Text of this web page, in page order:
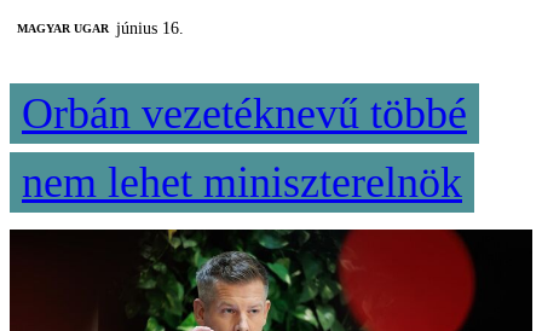
MAGYAR UGAR június 16.
Orbán vezetéknevű többé
nem lehet miniszterelnök